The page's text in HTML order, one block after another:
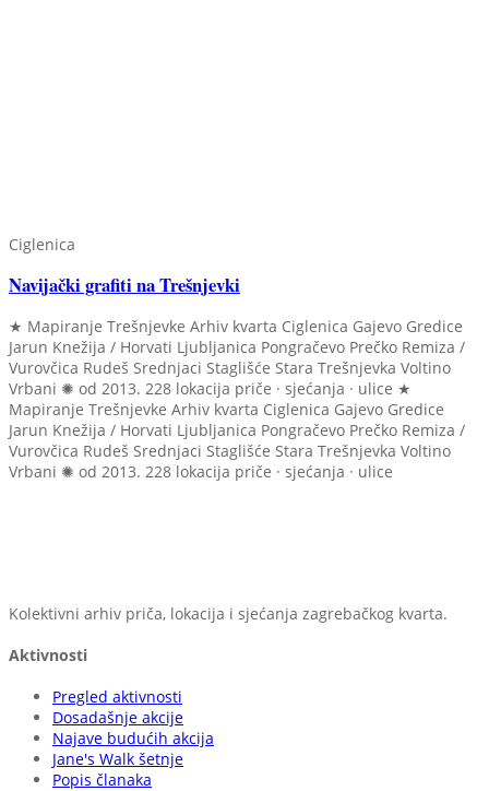
Ciglenica
Navijački grafiti na Trešnjevki
★ Mapiranje Trešnjevke Arhiv kvarta Ciglenica Gajevo Gredice
Jarun Knežija / Horvati Ljubljanica Pongračevo Prečko Remiza /
Vurovčica Rudeš Srednjaci Staglišće Stara Trešnjevka Voltino
Vrbani ✺ od 2013. 228 lokacija priče · sjećanja · ulice ★
Mapiranje Trešnjevke Arhiv kvarta Ciglenica Gajevo Gredice
Jarun Knežija / Horvati Ljubljanica Pongračevo Prečko Remiza /
Vurovčica Rudeš Srednjaci Staglišće Stara Trešnjevka Voltino
Vrbani ✺ od 2013. 228 lokacija priče · sjećanja · ulice
Kolektivni arhiv priča, lokacija i sjećanja zagrebačkog kvarta.
Aktivnosti
Pregled aktivnosti
Dosadašnje akcije
Najave budućih akcija
Jane's Walk šetnje
Popis članaka